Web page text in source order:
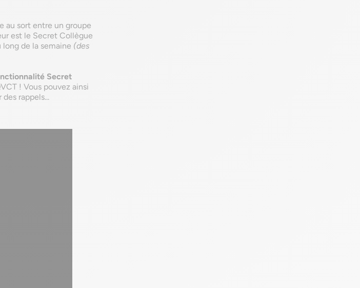
au sort entre un groupe
est le Secret Collègue
long de la semaine (des
Secret
! Vous pouvez ainsi
rappels...